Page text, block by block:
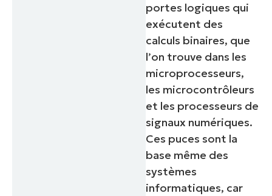
portes logiques qui
exécutent des
calculs binaires, que
l’on trouve dans les
microprocesseurs,
les microcontrôleurs
et les processeurs de
signaux numériques.
Ces puces sont la
base même des
systèmes
informatiques, car